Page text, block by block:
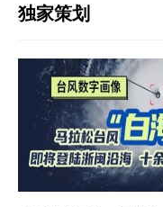
独家策划